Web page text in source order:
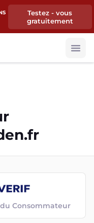
Testez - vous
gratuitement
Consommateur